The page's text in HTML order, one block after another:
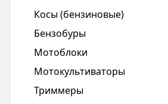
Косы (бензиновые)
Бензобуры
Мотоблоки
Мотокультиваторы
Триммеры